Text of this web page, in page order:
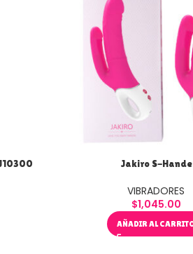
Jakiro S-Hande
VIBRADORES
$1,045.00
AÑADIR AL